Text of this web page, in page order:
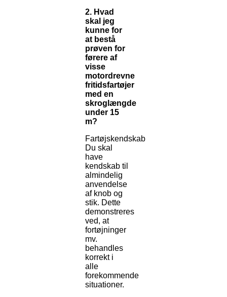
2. Hvad
skal jeg
kunne for
at bestå
prøven for
førere af
visse
motordrevne
fritidsfartøjer
med en
skroglængde
under 15
m?
Fartøjskendskab
Du skal
have
kendskab til
almindelig
anvendelse
af knob og
stik. Dette
demonstreres
ved, at
fortøjninger
mv.
behandles
korrekt i
alle
forekommende
situationer.